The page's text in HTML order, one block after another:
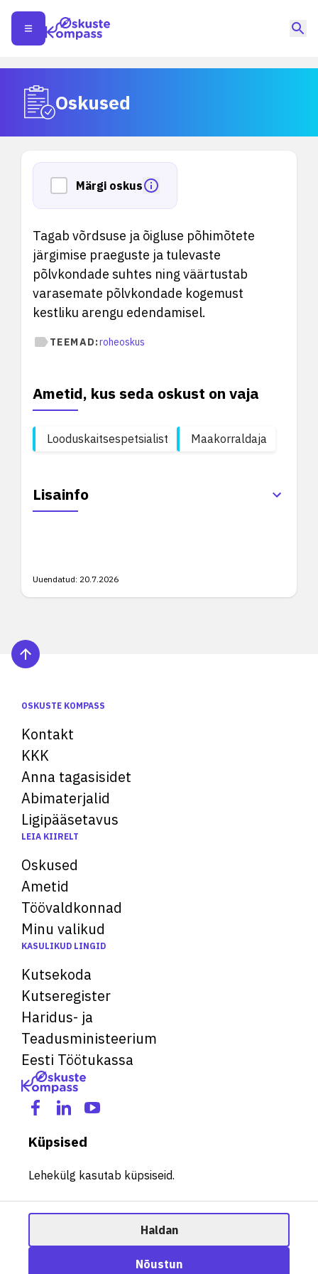
Oskused
Märgi oskus
Tagab võrdsuse ja õigluse põhimõtete
järgimise praeguste ja tulevaste
põlvkondade suhtes ning väärtustab
varasemate põlvkondade kogemust
kestliku arengu edendamisel.
TEEMAD:roheoskus
Ametid, kus seda oskust on vaja
Looduskaitsespetsialist Maakorraldaja
Lisainfo
Uuendatud: 20.7.2026
Ametisoovitaja
OSKUSTE KOMPASS
Kontakt
KKK
Anna tagasisidet
Abimaterjalid
Ligipääsetavus
LEIA KIIRELT
Oskused
Ametid
Töövaldkonnad
Minu valikud
KASULIKUD LINGID
Kutsekoda
Kutseregister
Haridus- ja
Teadusministeerium
Eesti Töötukassa
Küpsised
Lehekülg kasutab küpsiseid.
Haldan
Nõustun